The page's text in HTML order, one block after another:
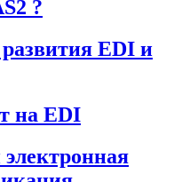
?
EDI и
на EDI